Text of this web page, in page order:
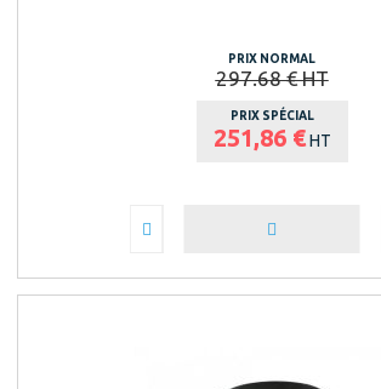
PRIX NORMAL
297.68 € HT
PRIX SPÉCIAL
251,86 € HT